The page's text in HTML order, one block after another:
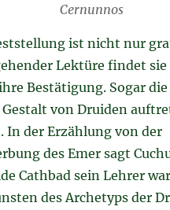
Cernunnos
ist nicht nur
Lektüre findet sie
Bestätigung. Sogar
von Druiden
In der Erzählung von der
des Emer sagt
Cathbad sein Lehrer
des Archetyps der